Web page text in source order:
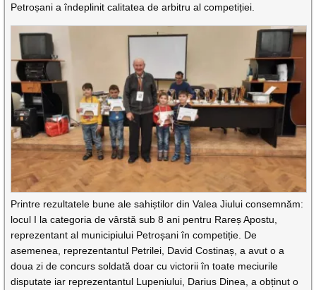
Petroșani a îndeplinit calitatea de arbitru al competiției.
Printre rezultatele bune ale sahiștilor din Valea Jiului consemnăm:
locul I la categoria de vârstă sub 8 ani pentru Rareș Apostu,
reprezentant al municipiului Petroșani în competiție. De
asemenea, reprezentantul Petrilei, David Costinaș, a avut o a
doua zi de concurs soldată doar cu victorii în toate meciurile
disputate iar reprezentantul Lupeniului, Darius Dinea, a obținut o